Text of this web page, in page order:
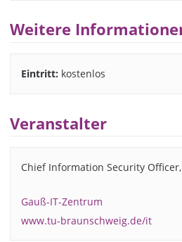
Weitere
Eintritt: kostenlos
Veranstalter
Chief Information Security
Gauß-IT-Zentrum
www.tu-braunschweig.de/it